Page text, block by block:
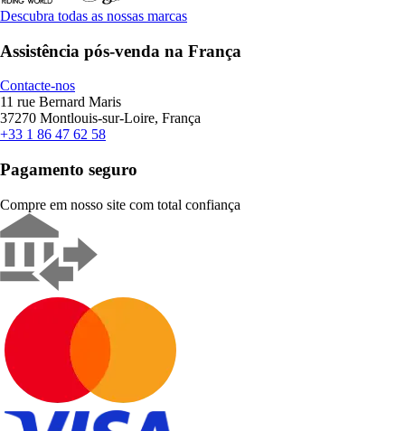
Descubra todas as nossas marcas
Assistência pós-venda na França
Contacte-nos
11 rue Bernard Maris
37270 Montlouis-sur-Loire, França
+33 1 86 47 62 58
Pagamento seguro
Compre em nosso site com total confiança